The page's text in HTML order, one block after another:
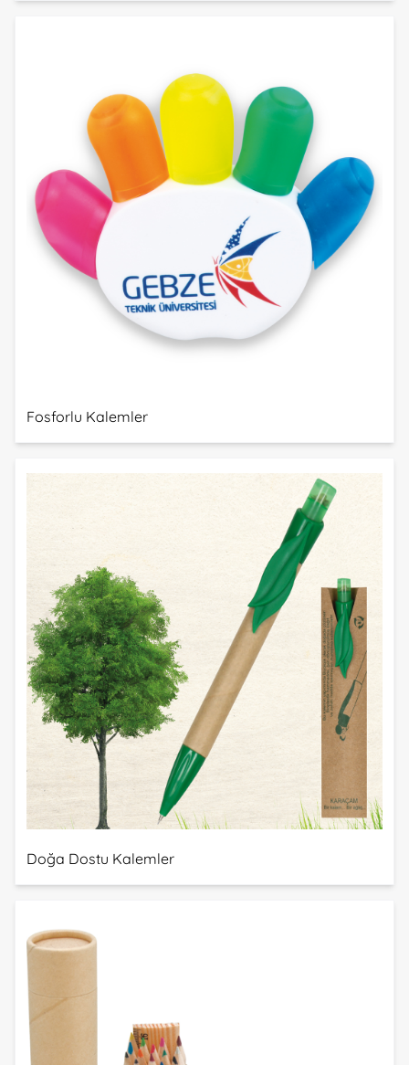
Fosforlu Kalemler
Doğa Dostu Kalemler